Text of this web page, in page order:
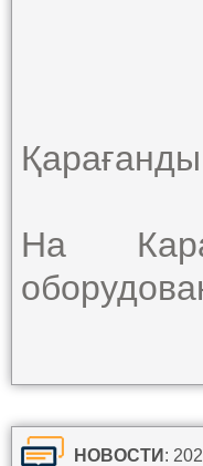
На
НОВОСТИ: